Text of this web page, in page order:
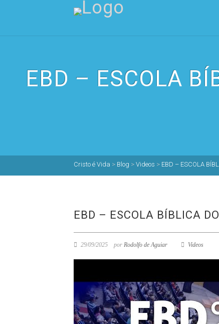
EBD – ESCOLA
Cristo é Vida > Blog > Videos > EBD – ESCOLA
EBD – ESCOLA BÍBLICA
29/09/2025 por Rodolfo de Aguiar Videos